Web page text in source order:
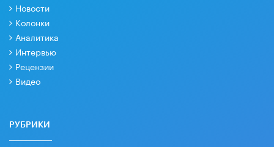
Новости
Колонки
Аналитика
Интервью
Рецензии
Видео
РУБРИКИ